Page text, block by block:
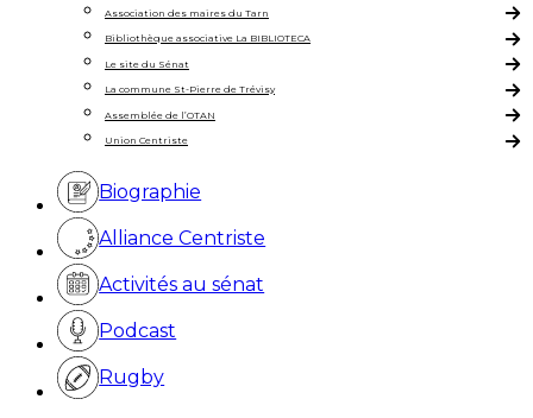
Association des maires du Tarn
Bibliothèque associative La BIBLIOTECA
Le site du Sénat
La commune St-Pierre de Trévisy
Assemblée de l’OTAN
Union Centriste
Biographie
Alliance Centriste
Activités au sénat
Podcast
Rugby